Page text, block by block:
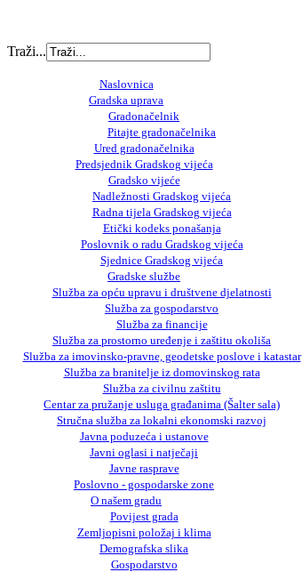
Traži...
Naslovnica
Gradska uprava
Gradonačelnik
Pitajte gradonačelnika
Ured gradonačelnika
Predsjednik Gradskog vijeća
Gradsko vijeće
Nadležnosti Gradskog vijeća
Radna tijela Gradskog vijeća
Etički kodeks ponašanja
Poslovnik o radu Gradskog vijeća
Sjednice Gradskog vijeća
Gradske službe
Služba za opću upravu i društvene djelatnosti
Služba za gospodarstvo
Služba za financije
Služba za prostorno uređenje i zaštitu okoliša
Služba za imovinsko-pravne, geodetske poslove i katastar
Služba za branitelje iz domovinskog rata
Služba za civilnu zaštitu
Centar za pružanje usluga građanima (Šalter sala)
Stručna služba za lokalni ekonomski razvoj
Javna poduzeća i ustanove
Javni oglasi i natječaji
Javne rasprave
Poslovno - gospodarske zone
O našem gradu
Povijest grada
Zemljopisni položaj i klima
Demografska slika
Gospodarstvo